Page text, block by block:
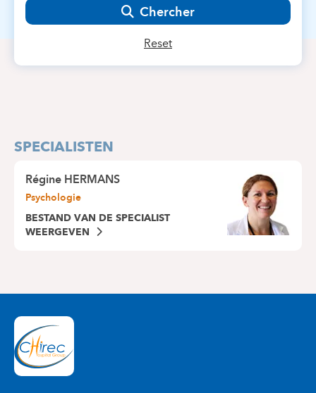
Chercher
Reset
SPECIALISTEN
Régine HERMANS
Psychologie
BESTAND VAN DE SPECIALIST
WEERGEVEN